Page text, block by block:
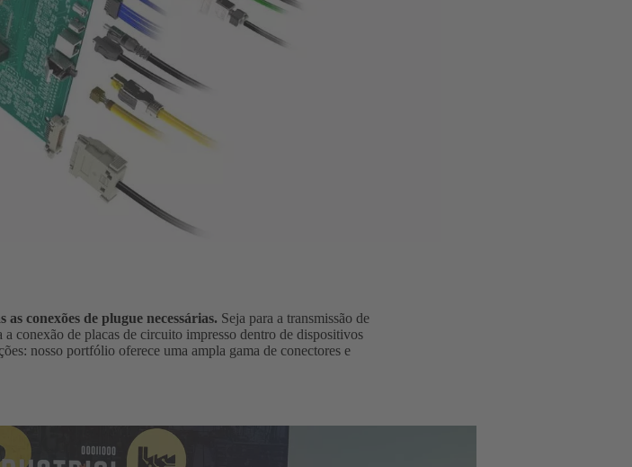
conexões de plugue necessárias. Seja para a transmissão de
conexão de placas de circuito impresso dentro de dispositivos
nosso portfólio oferece uma ampla gama de conectores e